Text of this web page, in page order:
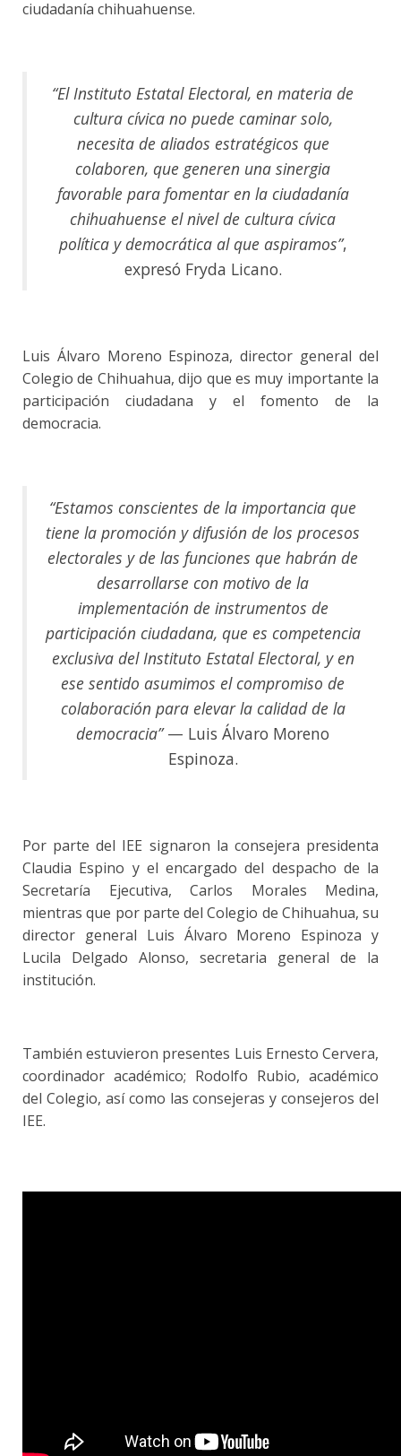
ciudadanía chihuahuense.
“El Instituto Estatal Electoral, en materia de
cultura cívica no puede caminar solo,
necesita de aliados estratégicos que
colaboren, que generen una sinergia
favorable para fomentar en la ciudadanía
chihuahuense el nivel de cultura cívica
política y democrática al que aspiramos”,
expresó Fryda Licano.
Luis Álvaro Moreno Espinoza, director general del
Colegio de Chihuahua, dijo que es muy importante la
participación ciudadana y el fomento de la
democracia.
“Estamos conscientes de la importancia que
tiene la promoción y difusión de los procesos
electorales y de las funciones que habrán de
desarrollarse con motivo de la
implementación de instrumentos de
participación ciudadana, que es competencia
exclusiva del Instituto Estatal Electoral, y en
ese sentido asumimos el compromiso de
colaboración para elevar la calidad de la
democracia”— Luis Álvaro Moreno
Espinoza.
Por parte del IEE signaron la consejera presidenta
Claudia Espino y el encargado del despacho de la
Secretaría Ejecutiva, Carlos Morales Medina,
mientras que por parte del Colegio de Chihuahua, su
director general Luis Álvaro Moreno Espinoza y
Lucila Delgado Alonso, secretaria general de la
institución.
También estuvieron presentes Luis Ernesto Cervera,
coordinador académico; Rodolfo Rubio, académico
del Colegio, así como las consejeras y consejeros del
IEE.